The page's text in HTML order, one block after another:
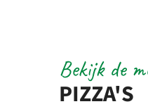
PIZZA'S
Bekijk de